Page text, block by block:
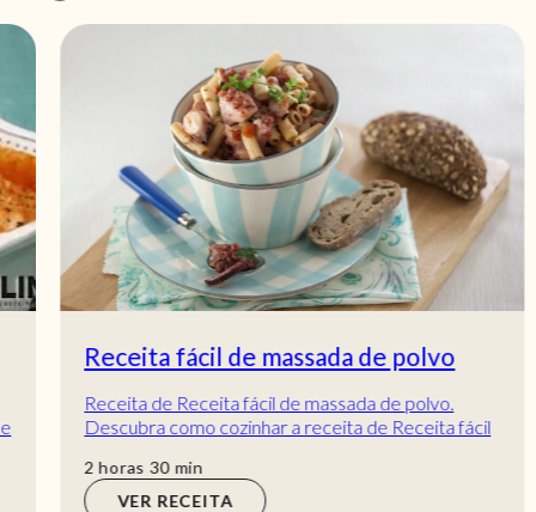
Receita fácil de massada de polvo
Receita de Receita fácil de massada de polvo.
Descubra como cozinhar a receita de Receita fácil
horas
horas 30 min
min
VER RECEITA